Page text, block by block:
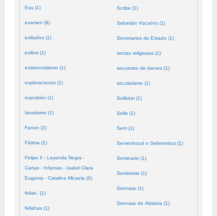
Eva (1)
examen (8)
exiliados (1)
exilios (1)
existencialismo (1)
exploraciones (1)
expulsión (1)
fanatismo (1)
Fanon (2)
Fátima (1)
Felipe II - Leyenda Negra -
Cartas - Infantas - Isabel Clara
Eugenia - Catalina Micaela (0)
fellah. (1)
fellahas (1)
Scribe (1)
Sebatián Vizcaíno (1)
Secretarios de Estado (1)
sectas religiosas (1)
secuestro de bienes (1)
secularismo (1)
Selikdar (1)
Sella (1)
Sem (1)
Semenhoud o Sebennitus (1)
Seminario (1)
Semiramis (1)
Sennaar (1)
Sennaar de Abisinia (1)